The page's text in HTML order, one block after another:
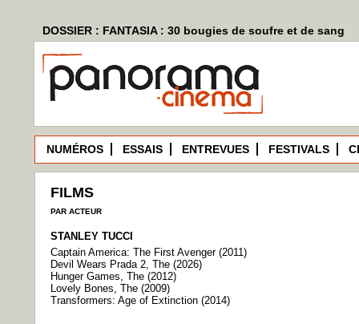
DOSSIER : FANTASIA : 30 bougies de soufre et de sang
NUMÉROS ESSAIS ENTREVUES FESTIVALS
FILMS
PAR ACTEUR
STANLEY TUCCI
Captain America: The First Avenger (2011)
Devil Wears Prada 2, The (2026)
Hunger Games, The (2012)
Lovely Bones, The (2009)
Transformers: Age of Extinction (2014)